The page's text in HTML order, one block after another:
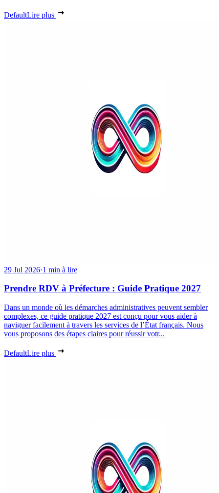
DefaultLire plus
29 Jul 2026·1 min à lire
Prendre RDV à Préfecture : Guide Pratique 2027
Dans un monde où les démarches administratives peuvent sembler
complexes, ce guide pratique 2027 est conçu pour vous aider à
naviguer facilement à travers les services de l’État français. Nous
vous proposons des étapes claires pour réussir votr...
DefaultLire plus